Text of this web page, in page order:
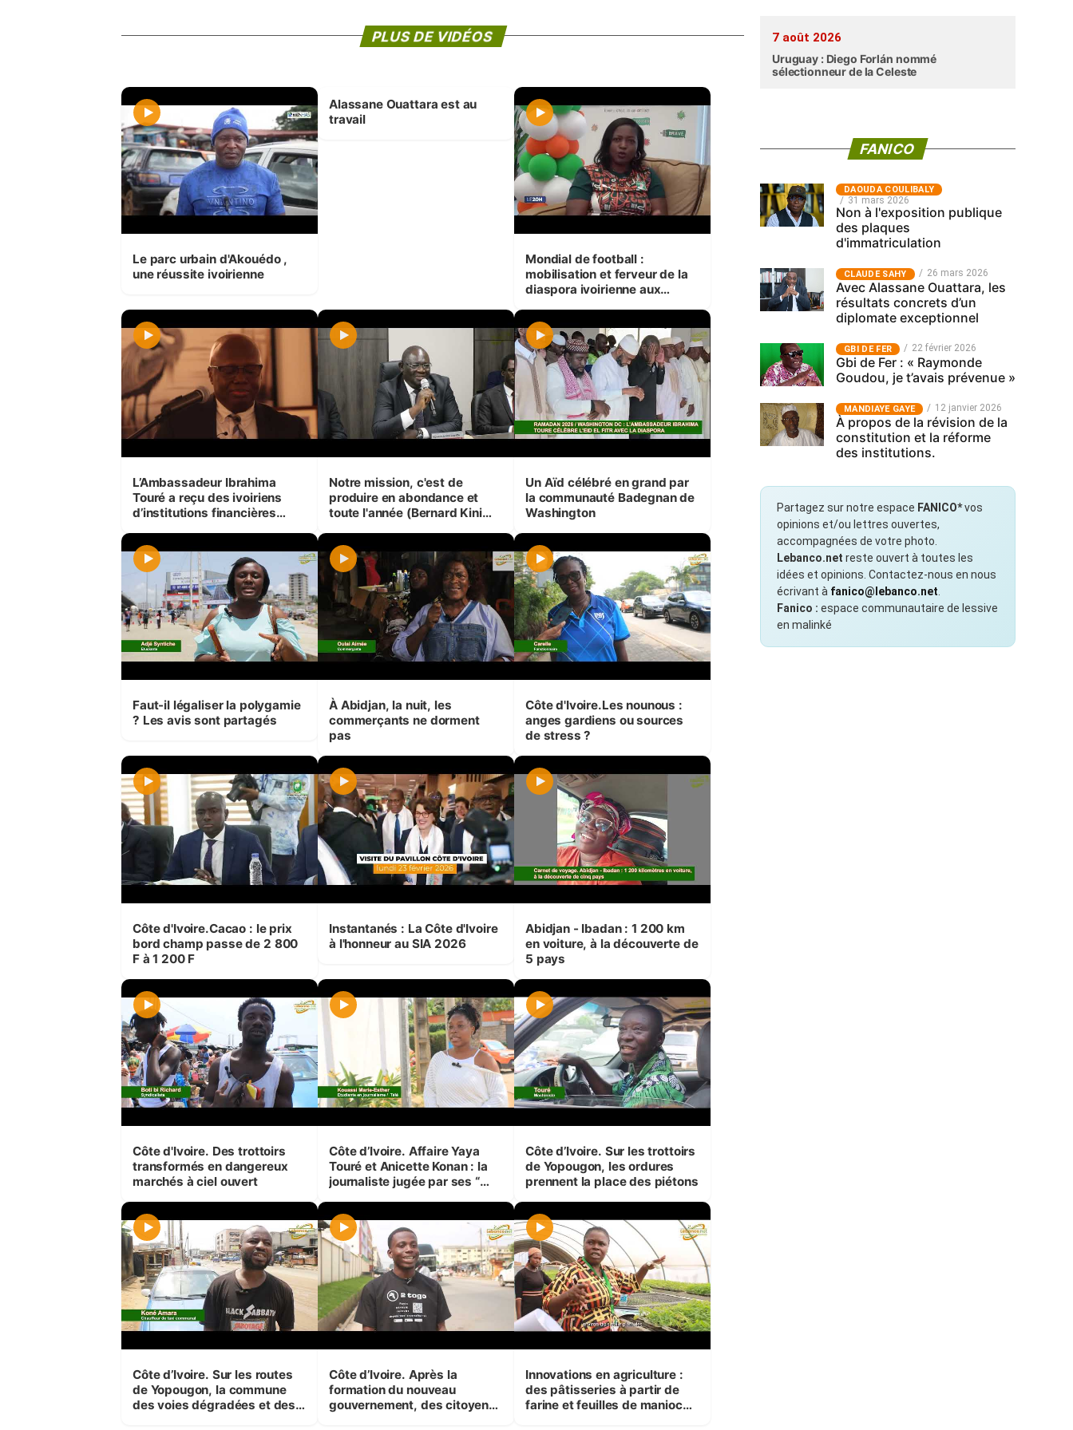
PLUS DE VIDÉOS
Le parc urbain d'Akouédo ,
une réussite ivoirienne
Alassane Ouattara est au
travail
Mondial de football :
mobilisation et ferveur de la
diaspora ivoirienne aux
L’Ambassadeur Ibrahima
Touré a reçu des ivoiriens
d’institutions financières
Notre mission, c'est de
produire en abondance et
toute l'année (Bernard Kini
Un Aïd célébré en grand par
la communauté Badegnan de
Washington
Faut-il légaliser la polygamie
? Les avis sont partagés
À Abidjan, la nuit, les
commerçants ne dorment
pas
Côte d'Ivoire.Les nounous :
anges gardiens ou sources
de stress ?
Côte d'Ivoire.Cacao : le prix
bord champ passe de 2 800
F à 1 200 F
Instantanés : La Côte d'Ivoire
à l'honneur au SIA 2026
Abidjan - Ibadan : 1 200 km
en voiture, à la découverte de
5 pays
Côte d'Ivoire. Des trottoirs
transformés en dangereux
marchés à ciel ouvert
Côte d’Ivoire. Affaire Yaya
Touré et Anicette Konan : la
journaliste jugée par ses “
en journalisme
Côte d’Ivoire. Sur les trottoirs
de Yopougon, les ordures
prennent la place des piétons
Côte d’Ivoire. Sur les routes
de Yopougon, la commune
des voies dégradées et des
Côte d’Ivoire. Après la
formation du nouveau
gouvernement, des citoyens
Innovations en agriculture :
des pâtisseries à partir de
farine et feuilles de manioc
7 août 2026
Uruguay : Diego Forlán nommé
sélectionneur de la Celeste
FANICO
‎DAOUDA COULIBALY
31 mars 2026
Non à l'exposition publique
des plaques
d'immatriculation
CLAUDE SAHY 26 mars 2026
Avec Alassane Ouattara, les
résultats concrets d’un
diplomate exceptionnel
GBI DE FER 22 février 2026
Gbi de Fer : « Raymonde
Goudou, je t’avais prévenue »
MANDIAYE GAYE 12 janvier 2026
À propos de la révision de la
constitution et la réforme
des institutions.
Partagez sur notre espace FANICO*vos
opinions et/ou lettres ouvertes,
accompagnées de votre photo.
Lebanco.net reste ouvert à toutes les
idées et opinions. Contactez-nous en nous
écrivant à fanico@lebanco.net.
Fanico : espace communautaire de lessive
en malinké